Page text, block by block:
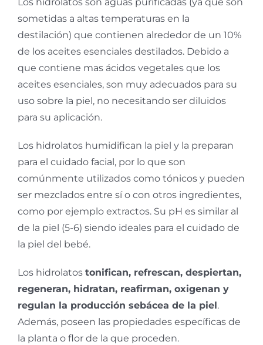
sometidas a altas temperaturas en la
destilación) que contienen alrededor de un 10%
de los aceites esenciales destilados. Debido a
que contiene mas ácidos vegetales que los
aceites esenciales, son muy adecuados para su
uso sobre la piel, no necesitando ser diluidos
para su aplicación.
Los hidrolatos humidifican la piel y la preparan
para el cuidado facial, por lo que son
comúnmente utilizados como tónicos y pueden
ser mezclados entre sí o con otros ingredientes,
como por ejemplo extractos. Su pH es similar al
de la piel (5-6) siendo ideales para el cuidado de
la piel del bebé.
Los hidrolatos tonifican, refrescan, despiertan,
regeneran, hidratan, reafirman, oxigenan y
regulan la producción sebácea de la piel.
Además, poseen las propiedades específicas de
la planta o flor de la que proceden.